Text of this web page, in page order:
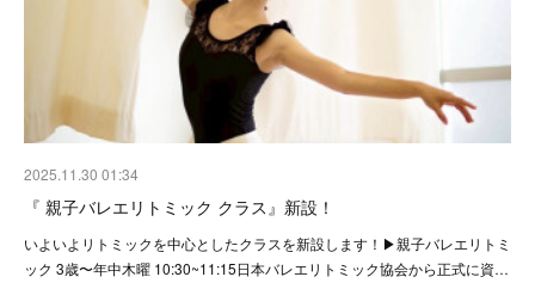
2025.11.30 01:34
『 親子バレエリトミック クラス』新設！
いよいよリトミックを中心としたクラスを新設します！▶︎親子バレエリトミ
ック 3歳〜年中木曜 10:30~11:15日本バレエリトミック協会から正式に資…